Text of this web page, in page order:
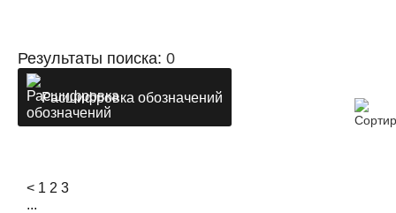
Результаты поиска: 0
Расшифровка обозначений
< 1 2 3
...